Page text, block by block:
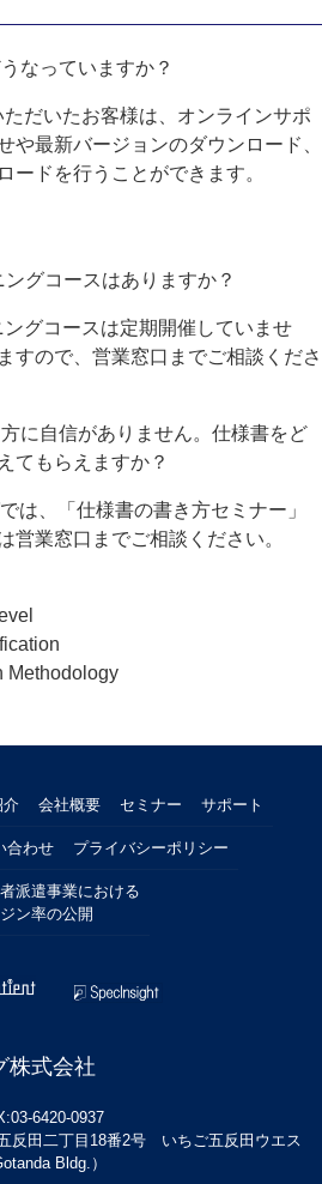
なっていますか？
だいたお客様は、オンラインサポ
や最新バージョンのダウンロード、
ードを行うことができます。
グコースはありますか？
グコースは定期開催していませ
すので、営業窓口までご相談くださ
に自信がありません。仕様書をど
てもらえますか？
は、「仕様書の書き方セミナー」
営業窓口までご相談ください。
Methodology
介 会社概要 セミナー サポート
合わせ プライバシーポリシー
派遣事業における
ン率の公開
株式会社
6420-0937
反田二丁目18番2号 いちご五反田ウエス
Bldg.）